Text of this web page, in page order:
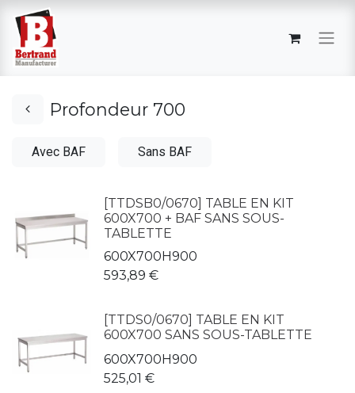
Profondeur 700
Avec BAF Sans BAF
[TTDSB0/0670] TABLE EN KIT
600X700 + BAF SANS SOUS-
TABLETTE
600X700H900
593,89 €
[TTDS0/0670] TABLE EN KIT
600X700 SANS SOUS-TABLETTE
600X700H900
525,01 €